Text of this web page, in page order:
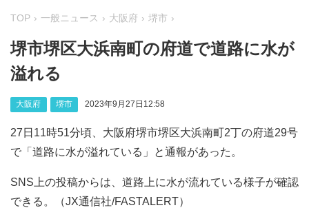
TOP 一般ニュース 大阪府 堺市
堺市堺区大浜南町の府道で道路に水が
溢れる
大阪府 堺市 2023年9月27日12:58
27日11時51分頃、大阪府堺市堺区大浜南町2丁の府道29号
で「道路に水が溢れている」と通報があった。
SNS上の投稿からは、道路上に水が流れている様子が確認
できる。（JX通信社/FASTALERT）